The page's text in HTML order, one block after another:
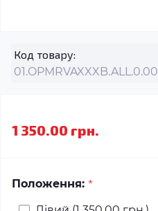
Код товару:
01.OPMRVAXXXB.ALL.0.00
1 350.00 грн.
Положення: *